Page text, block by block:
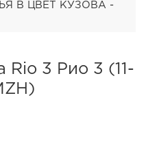
В ЦВЕТ КУЗОВА -
Rio 3 Рио 3 (11-